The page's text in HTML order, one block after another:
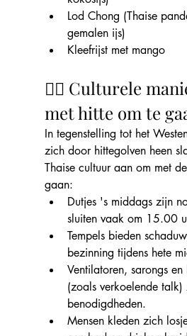
Lod Chong (Thaise
gemalen ijs)
Kleefrijst met mango
🧘‍♀️ Culturele
met hitte om te
In tegenstelling tot het
zich door hittegolven heen
Thaise cultuur aan om met
gaan:
Dutjes 's middags zijn
sluiten vaak om 15.00
Tempels bieden
bezinning tijdens hete
Ventilatoren, sarongs
(zoals verkoelende
benodigdheden.
Mensen kleden zich